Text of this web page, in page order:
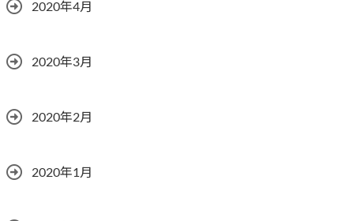
2020年4月
2020年3月
2020年2月
2020年1月